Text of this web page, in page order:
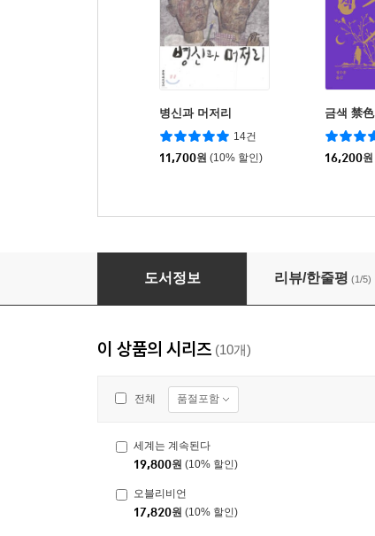
병신과 머저리
14건
11,700원 (10% 할인)
금색 禁色
16,200원
오블리비언
도서정보 리뷰/한줄평 (1/5)
이 상품의 시리즈 (10개)
전체 품절포함
세계는 계속된다
19,800원 (10% 할인)
오블리비언
17,820원 (10% 할인)